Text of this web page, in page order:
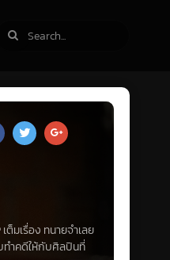
เต็มเรื่อง ทนายจำเลย
ทำคดีให้กับศิลปินที่